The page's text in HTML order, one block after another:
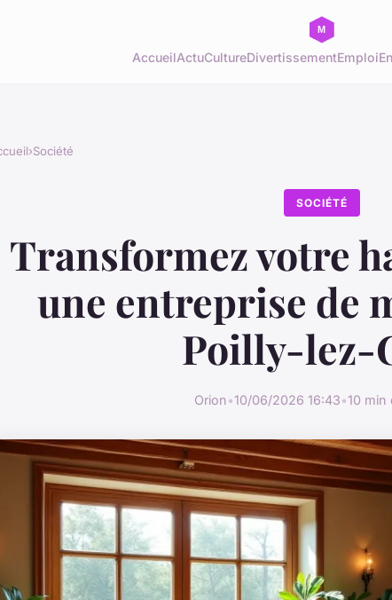
AccueilActuCultureDivertissementEmploi
›Société
SOCIÉTÉ
Transformez votre
une entreprise de
Poilly-lez-
Orion•10/06/2026 16:43•10 min